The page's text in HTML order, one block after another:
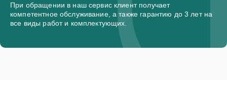
При обращении в наш сервис клиент получает
компетентное обслуживание, а также гарантию до 3 лет на
все виды работ и комплектующих.